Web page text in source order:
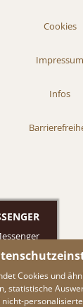
Cookies und
statistische
Cookies
Impressum
Infos
Sie
Reguest